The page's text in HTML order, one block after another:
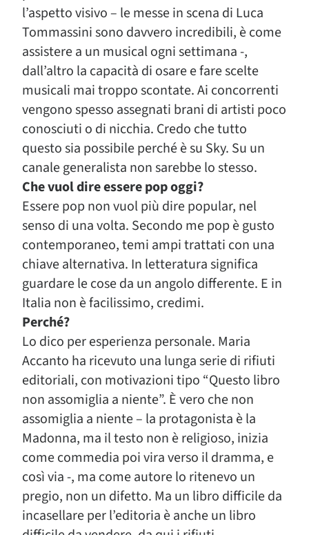
l’aspetto visivo – le messe in scena di Luca
Tommassini sono davvero incredibili, è come
assistere a un musical ogni settimana -,
dall’altro la capacità di osare e fare scelte
musicali mai troppo scontate. Ai concorrenti
vengono spesso assegnati brani di artisti poco
conosciuti o di nicchia. Credo che tutto
questo sia possibile perché è su Sky. Su un
canale generalista non sarebbe lo stesso.
Che vuol dire essere pop oggi?
Essere pop non vuol più dire popular, nel
senso di una volta. Secondo me pop è gusto
contemporaneo, temi ampi trattati con una
chiave alternativa. In letteratura significa
guardare le cose da un angolo differente. E in
Italia non è facilissimo, credimi.
Perché?
Lo dico per esperienza personale. Maria
Accanto ha ricevuto una lunga serie di rifiuti
editoriali, con motivazioni tipo “Questo libro
non assomiglia a niente”. È vero che non
assomiglia a niente – la protagonista è la
Madonna, ma il testo non è religioso, inizia
come commedia poi vira verso il dramma, e
così via -, ma come autore lo ritenevo un
pregio, non un difetto. Ma un libro difficile da
incasellare per l’editoria è anche un libro